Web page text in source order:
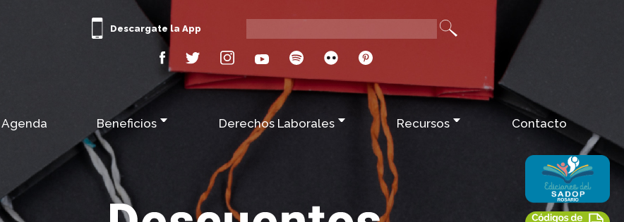
Descargate la App
Agenda Beneficios Derechos Laborales Recursos Contacto